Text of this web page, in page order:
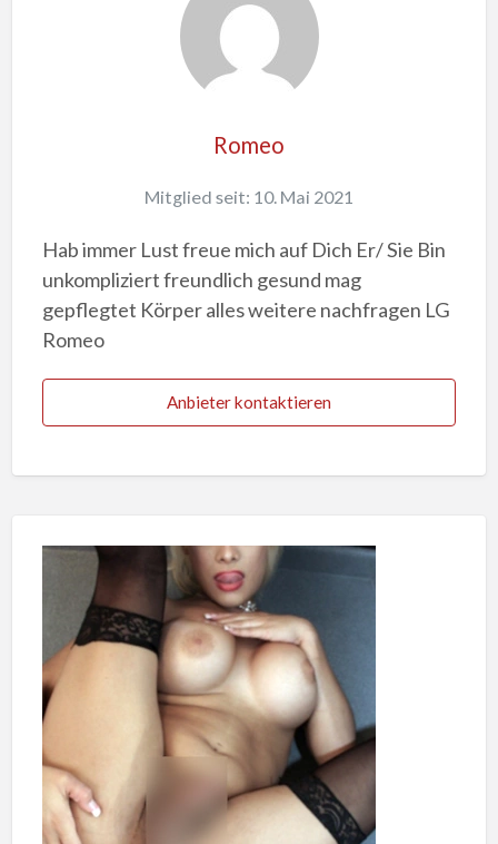
Romeo
Mitglied seit: 10. Mai 2021
Hab immer Lust freue mich auf Dich Er/ Sie Bin
unkompliziert freundlich gesund mag
gepflegtet Körper alles weitere nachfragen LG
Romeo
Anbieter kontaktieren